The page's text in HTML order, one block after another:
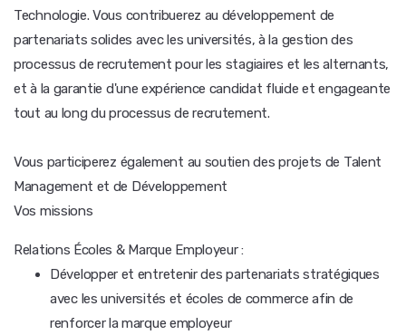
Technologie. Vous contribuerez au développement de
partenariats solides avec les universités, à la gestion des
processus de recrutement pour les stagiaires et les alternants,
et à la garantie d'une expérience candidat fluide et engageante
tout au long du processus de recrutement.
Vous participerez également au soutien des projets de Talent
Management et de Développement
Vos missions
Relations Écoles & Marque Employeur :
Développer et entretenir des partenariats stratégiques
avec les universités et écoles de commerce afin de
renforcer la marque employeur